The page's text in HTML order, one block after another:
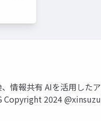
情報共有 AIを活用し
Copyright 2024